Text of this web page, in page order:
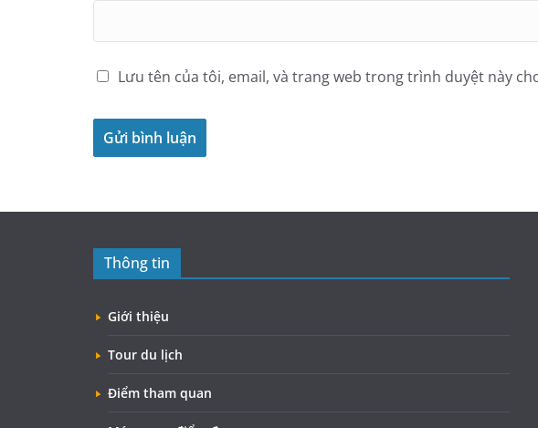
Lưu tên của tôi, email, và trang web trong trình duyệt này
Thông tin
Giới thiệu
Tour du lịch
Điểm tham quan